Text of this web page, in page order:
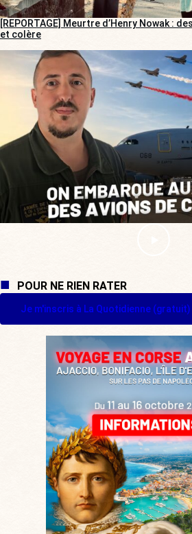
[REPORTAGE] Meurtre d’Henry Nowak :
et colère
POUR NE RIEN RATER
Je m'inscris à La Quotidienne (gratuit)